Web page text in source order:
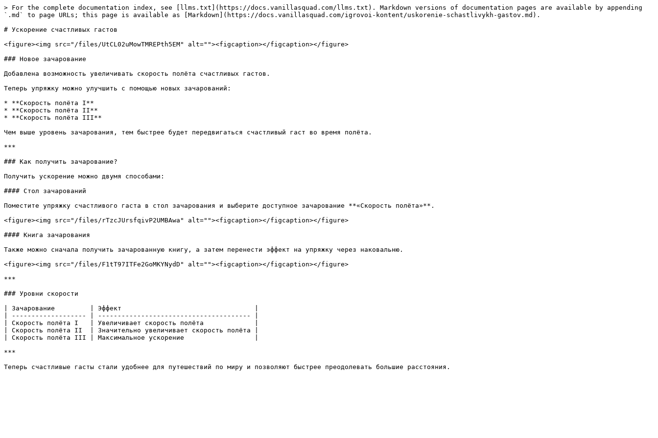
> For the complete documentation index, see [llms.txt](https://docs.vanillasquad.com/llms.txt). Markdown versions of documentation pages are available by appending
`.md` to page URLs; this page is available as [Markdown](https://docs.vanillasquad.com/igrovoi-kontent/uskorenie-schastlivykh-gastov.md).
# Ускорение счастливых гастов
<figure><img src="/files/UtCL02uMowTMREPth5EM" alt=""><figcaption></figcaption></figure>
### Новое зачарование
Добавлена возможность увеличивать скорость полёта счастливых гастов.
Теперь упряжку можно улучшить с помощью новых зачарований:
* **Скорость полёта I**
* **Скорость полёта II**
* **Скорость полёта III**
Чем выше уровень зачарования, тем быстрее будет передвигаться счастливый гаст во время полёта.
***
### Как получить зачарование?
Получить ускорение можно двумя способами:
#### Стол зачарований
Поместите упряжку счастливого гаста в стол зачарования и выберите доступное зачарование **«Скорость полёта»**.
<figure><img src="/files/rTzcJUrsfqivP2UMBAwa" alt=""><figcaption></figcaption></figure>
#### Книга зачарования
Также можно сначала получить зачарованную книгу, а затем перенести эффект на упряжку через наковальню.
<figure><img src="/files/F1tT97ITFe2GoMKYNydD" alt=""><figcaption></figcaption></figure>
***
### Уровни скорости
| Зачарование         | Эффект                                  |
| ------------------- | --------------------------------------- |
| Скорость полёта I   | Увеличивает скорость полёта             |
| Скорость полёта II  | Значительно увеличивает скорость полёта |
| Скорость полёта III | Максимальное ускорение                  |
***